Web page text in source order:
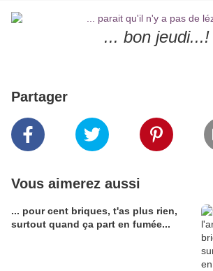
... bon jeudi...!
Partager
Vous aimerez aussi
... pour cent briques, t'as plus rien,
surtout quand ça part en fumée...